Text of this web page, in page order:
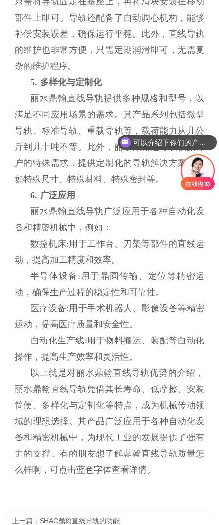
部件上即可。导轨还配备了自动调心机构，能够
补偿安装误差，确保运行平稳。此外，直线导轨
的维护也非常方便，只需定期润滑即可，无需复
杂的维护程序。
5. 多样化与定制化
丽水鼎翰直线导轨提供多种规格和型号，以
满足不同应用场景的需求。其产品系列包括微型
导轨、标准导轨、重载导轨等，载荷能力从几公
斤到几十吨不等。此外，丽水鼎翰还可以根据客
户的特殊需求，提供定制化的导轨解决方案，例
如特殊尺寸、特殊材料、特殊密封等。
6. 广泛应用
丽水鼎翰直线导轨广泛应用于各种自动化设
备和精密机械中，例如：
数控机床:用于工作台、刀架等部件的直线运
动，提高加工精度和效率。
半导体设备:用于晶圆传输、定位等精密运
动，确保生产过程的稳定性和可靠性。
医疗设备:用于手术机器人、影像设备等精密
运动，提高医疗质量和安全性。
自动化生产线:用于物料搬运、装配等自动化
操作，提高生产效率和灵活性。
以上就是对丽水鼎翰直线导轨优势的介绍，
丽水鼎翰直线导轨凭借其长寿命、低摩擦、安装
简便、多样化与定制化等特点，成为机械传动领
域的理想选择。其产品广泛应用于各种自动化设
备和精密机械中，为现代工业的发展提供了强有
力的支撑。有的朋友想了解鼎翰直线导轨质量怎
么样啊，可点击蓝色字体查看详情。
上一篇：SHAC鼎翰直线导轨的功能
可以介绍下你们的产品么